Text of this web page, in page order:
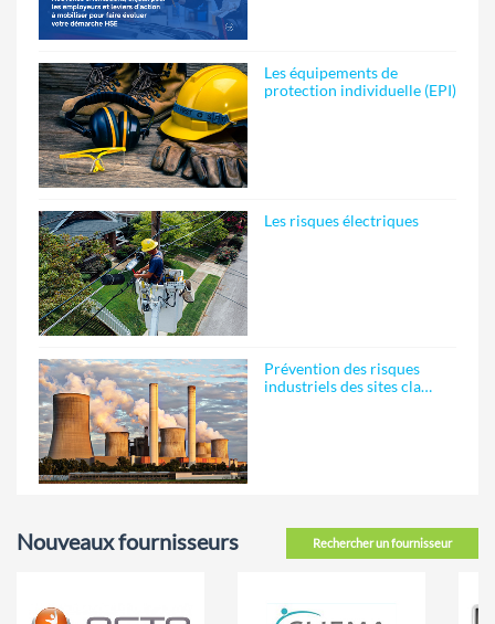
Les équipements de
protection individuelle (EPI)
Les risques électriques
Prévention des risques
industriels des sites cla…
Rechercher un fournisseur
Nouveaux fournisseurs